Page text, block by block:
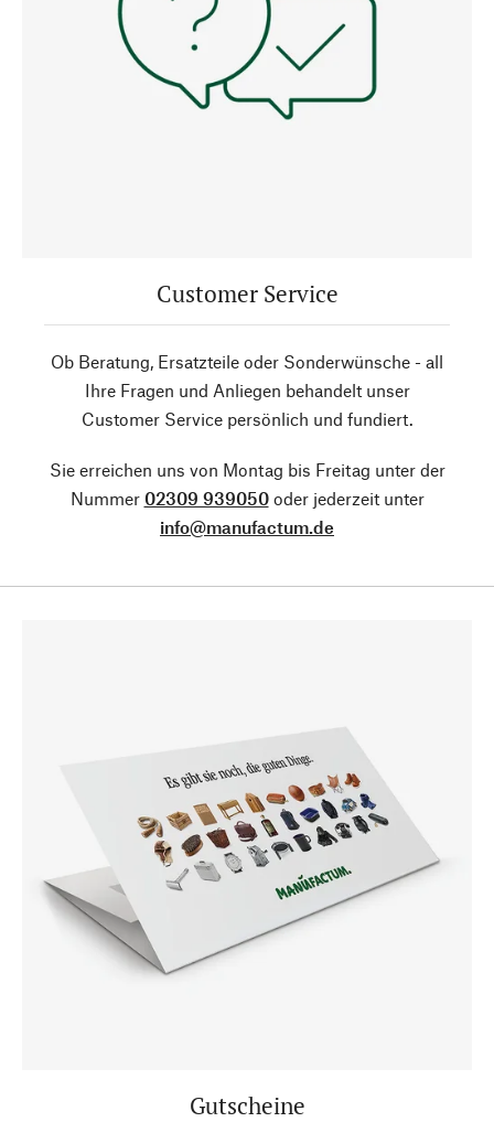
Customer Service
Ob Beratung, Ersatzteile oder Sonderwünsche - all
Ihre Fragen und Anliegen behandelt unser
Customer Service persönlich und fundiert.
Sie erreichen uns von Montag bis Freitag unter der
Nummer 02309 939050oder jederzeit unter
info@manufactum.de
Gutscheine